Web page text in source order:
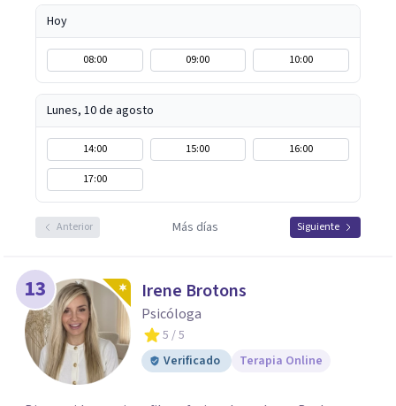
Hoy
08:00 09:00 10:00
Lunes, 10 de agosto
14:00 15:00
16:00
17:00
Anterior Más días Siguiente
13 Irene Brotons
Psicóloga
5 / 5
Verificado
Terapia Online